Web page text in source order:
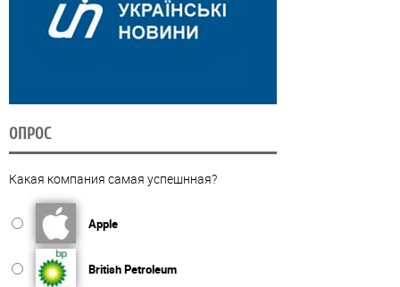
ОПРОС
Какая компания самая успешнная?
Apple
British Petroleum